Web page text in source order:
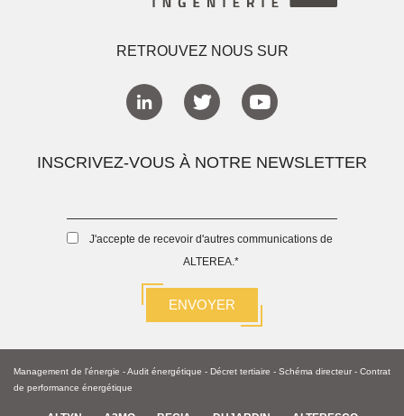
RETROUVEZ NOUS SUR
INSCRIVEZ-VOUS À NOTRE NEWSLETTER
J'accepte de recevoir d'autres communications de
ALTEREA. *
Management de l'énergie -Audit énergétique - Décret tertiaire - Schéma directeur - Contrat
de performance énergétique